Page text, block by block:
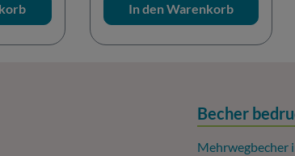
In den Warenkorb
Becher
Mehrwegbecher